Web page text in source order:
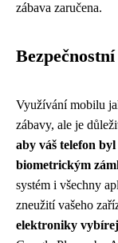
zábava zaručena.
Využívání mobilu
zábavy, ale je
aby váš telefon
biometrickým
systém i všechny
zneužití vašeho
elektroniky